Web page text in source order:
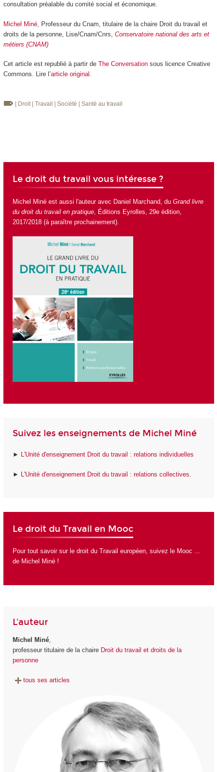
consultation préalable du comité social et économique.
Michel Miné, Professeur du Cnam, titulaire de la chaire Droit du travail et
droits de la personne, Lise/Cnam/Cnrs, Conservatoire national des arts et
métiers (CNAM)
Cet article est republié à partir de The Conversationsous licence Creative
Commons. Lire l’article original .
| Droit | Travail | Société | Santé au travail
Le droit du travail vous intéresse ?
Michel Miné est aussi l'auteur avec Daniel Marchand, du Grand livre
du droit du travail en pratique, Éditions Eyrolles, 29eédition,
2017/2018 (à paraître prochainement).
Suivez les enseignements de Michel Miné
► L'Unité d'enseignement Droit du travail : relations individuelles
► L'Unité d'enseignement Droit du travail : relations collectives
Le droit du Travail en Mooc
Pour tout savoir sur le droit du Travail européen, suivez le Mooc ...
de Michel Miné !
L'auteur
Michel Miné,
professeur titulaire de la chaire Droit du travail et droits de la
personne
tous ses articles